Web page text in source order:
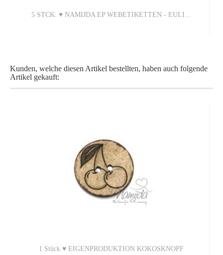
5 STCK. ♥ NAMIJDA EP WEBETIKETTEN - EULI...
0,70 EUR pro 1 Stück (Grundpreis)
Kunden, welche diesen Artikel bestellten, haben auch folgende
Artikel gekauft:
1 Stück ♥ EIGENPRODUKTION KOKOSKNOPF